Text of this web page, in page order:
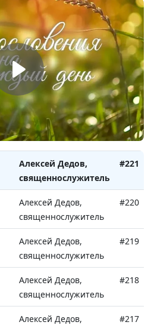
Алексей Дедов,
священнослужитель
#225
Алексей Дедов,
священнослужитель
#224
Алексей Дедов,
священнослужитель
#223
Алексей Дедов,
священнослужитель
#222
Алексей Дедов,
священнослужитель
#221
Алексей Дедов,
священнослужитель
#220
Алексей Дедов,
священнослужитель
#219
Алексей Дедов,
священнослужитель
#218
Алексей Дедов,
#217